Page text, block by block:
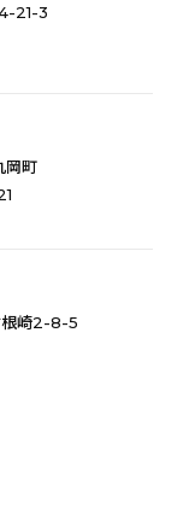
21-3
岡町
根崎2-8-5